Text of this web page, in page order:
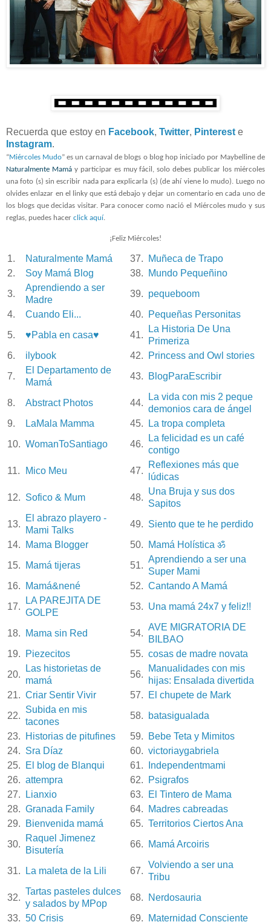
Recuerda que estoy en Facebook, Twitter, Pintereste
Instagram.
“Miércoles Mudo” es un carnaval de blogs o blog hop iniciado por Maybelline de
Naturalmente Mamáy participar es muy fácil, solo debes publicar los miércoles
una foto (s) sin escribir nada para explicarla (s) (de ahí viene lo mudo). Luego no
olvides enlazar en el linky que está debajo y dejar un comentario en cada uno de
los blogs que decidas visitar. Para conocer como nació el Miércoles mudo y sus
reglas, puedes hacer click aquí.
¡Feliz Miércoles!
1. Naturalmente Mamá 37.
Muñeca de Trapo
2.
Soy Mamá Blog 38.
Mundo Pequeñino
3.
Aprendiendo a ser
Madre
39. pequeboom
4.
Cuando Eli... 40.
Pequeñas Personitas
5.
♥Pabla en casa♥ 41.
La Historia De Una
Primeriza
6.
ilybook 42.
Princess and Owl stories
7.
El Departamento de
Mamá
43. BlogParaEscribir
8. Abstract Photos 44.
La vida con mis 2 peque
demonios cara de ángel
9.
LaMala Mamma 45.
La tropa completa
10. WomanToSantiago 46.
La felicidad es un café
contigo
11.
Mico Meu 47.
Reflexiones más que
lúdicas
12. Sofico & Mum 48.
Una Bruja y sus dos
Sapitos
13.
El abrazo playero -
Mami Talks
49. Siento que te he perdido
14.
Mama Blogger 50.
Mamá Holística ॐ
15.
Mamá tijeras 51.
Aprendiendo a ser una
Super Mami
16.
Mamá&nené 52. Cantando A Mamá
17.
LA PAREJITA DE
GOLPE
53. Una mamá 24x7 y feliz!!
18. Mama sin Red 54.
AVE MIGRATORIA DE
BILBAO
19.
Piezecitos 55. cosas de madre novata
20.
Las historietas de
mamá
56.
Manualidades con mis
hijas: Ensalada divertida
21. Criar Sentir Vivir 57.
El chupete de Mark
22.
Subida en mis
tacones
58.
batasigualada
23.
Historias de pitufines 59.
Bebe Teta y Mimitos
24. Sra Díaz 60. victoriaygabriela
25.
El blog de Blanqui 61.
Independentmami
26. attempra 62.
Psigrafos
27.
Lianxio 63.
El Tintero de Mama
28. Granada Family 64.
Madres cabreadas
29.
Bienvenida mamá 65. Territorios Ciertos Ana
30.
Raquel Jimenez
Bisutería
66. Mamá Arcoiris
31. La maleta de la Lili 67.
Volviendo a ser una
Tribu
32.
Tartas pasteles dulces
y salados by MPop
68.
Nerdosauria
33. 50 Crisis 69. Maternidad Consciente